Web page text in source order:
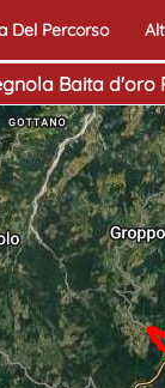
Del Percorso
Baita d'oro